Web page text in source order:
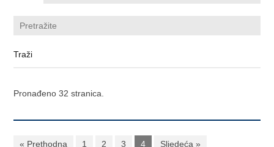
Pronađeno 32 stranica.
« Prethodna 1 2 3 4 Sljedeća »